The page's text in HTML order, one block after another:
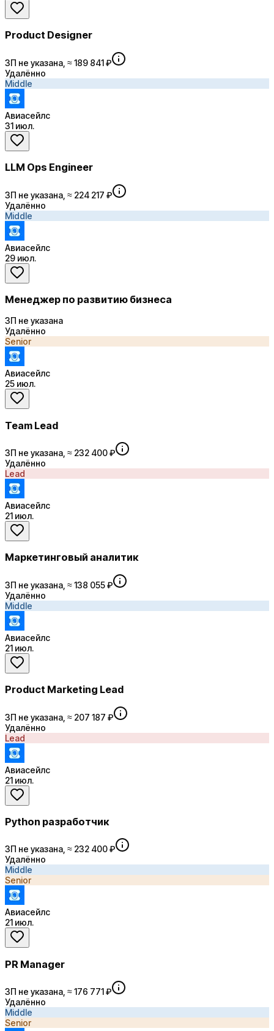
Product Designer
ЗП не указана, ≈ 189 841 ₽
Удалённо
Middle
Авиасейлс
31 июл.
LLM Ops Engineer
ЗП не указана, ≈ 224 217 ₽
Удалённо
Middle
Авиасейлс
29 июл.
Менеджер по развитию бизнеса
ЗП не указана
Удалённо
Senior
Авиасейлс
25 июл.
Team Lead
ЗП не указана, ≈ 232 400 ₽
Удалённо
Lead
Авиасейлс
21 июл.
Маркетинговый аналитик
ЗП не указана, ≈ 138 055 ₽
Удалённо
Middle
Авиасейлс
21 июл.
Product Marketing Lead
ЗП не указана, ≈ 207 187 ₽
Удалённо
Lead
Авиасейлс
21 июл.
Python разработчик
ЗП не указана, ≈ 232 400 ₽
Удалённо
Middle
Senior
Авиасейлс
21 июл.
PR Manager
ЗП не указана, ≈ 176 771 ₽
Удалённо
Middle
Senior